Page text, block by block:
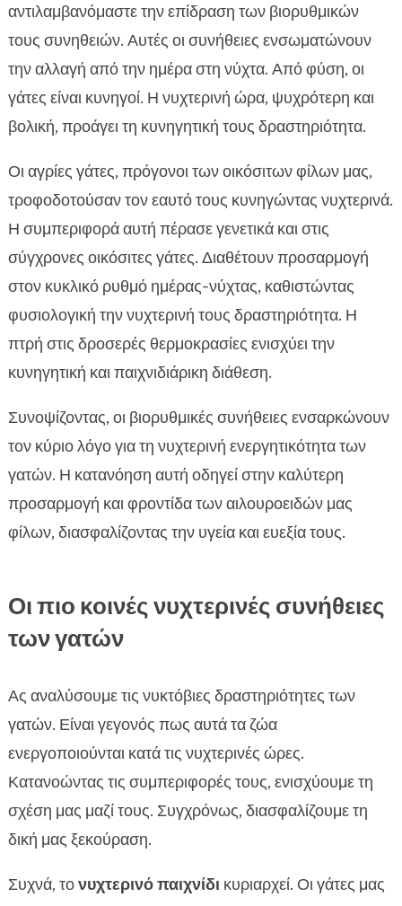
αντιλαμβανόμαστε την επίδραση των βιορυθμικών
τους συνηθειών. Αυτές οι συνήθειες ενσωματώνουν
την αλλαγή από την ημέρα στη νύχτα. Από φύση, οι
γάτες είναι κυνηγοί. Η νυχτερινή ώρα, ψυχρότερη και
βολική, προάγει τη κυνηγητική τους δραστηριότητα.
Οι αγρίες γάτες, πρόγονοι των οικόσιτων φίλων μας,
τροφοδοτούσαν τον εαυτό τους κυνηγώντας νυχτερινά.
Η συμπεριφορά αυτή πέρασε γενετικά και στις
σύγχρονες οικόσιτες γάτες. Διαθέτουν προσαρμογή
στον κυκλικό ρυθμό ημέρας-νύχτας, καθιστώντας
φυσιολογική την νυχτερινή τους δραστηριότητα. Η
πτρή στις δροσερές θερμοκρασίες ενισχύει την
κυνηγητική και παιχνιδιάρικη διάθεση.
Συνοψίζοντας, οι βιορυθμικές συνήθειες ενσαρκώνουν
τον κύριο λόγο για τη νυχτερινή ενεργητικότητα των
γατών. Η κατανόηση αυτή οδηγεί στην καλύτερη
προσαρμογή και φροντίδα των αιλουροειδών μας
φίλων, διασφαλίζοντας την υγεία και ευεξία τους.
Οι πιο κοινές νυχτερινές συνήθειες
των γατών
Ας αναλύσουμε τις νυκτόβιες δραστηριότητες των
γατών. Είναι γεγονός πως αυτά τα ζώα
ενεργοποιούνται κατά τις νυχτερινές ώρες.
Κατανοώντας τις συμπεριφορές τους, ενισχύουμε τη
σχέση μας μαζί τους. Συγχρόνως, διασφαλίζουμε τη
δική μας ξεκούραση.
Συχνά, τονυχτερινό παιχνίδικυριαρχεί. Οι γάτες μας